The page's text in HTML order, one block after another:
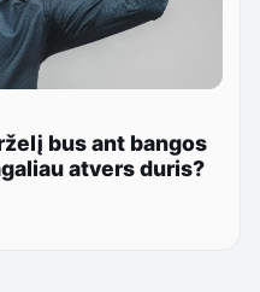
bus ant bangos
atvers duris?